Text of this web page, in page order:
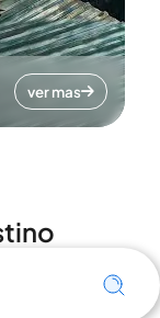
ver mas